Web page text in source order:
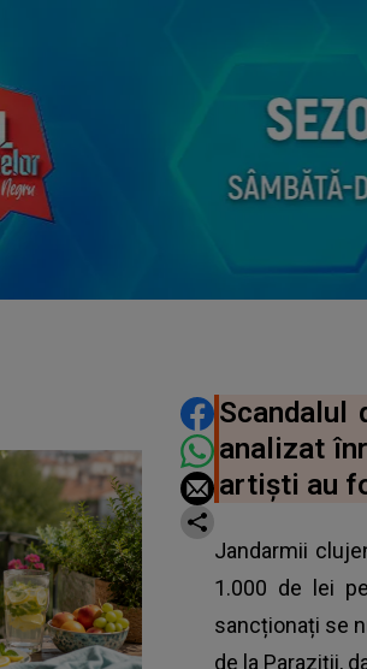
DISTRIBUIE
Scandalul
analizat
artiști au
Jandarmii
1.000 de lei
sancționați se
de la Paraziții,